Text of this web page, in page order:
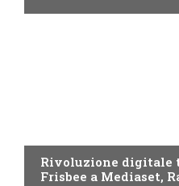
Rivoluzione digitale
Frisbee a Mediaset,